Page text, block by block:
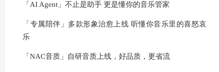
「AI Agent」不止是助手 更是懂你的音乐管家
「专属陪伴」多款形象治愈上线 听懂你音乐里的喜怒哀
乐
「NAC音质」自研音质上线，好品质，更省流